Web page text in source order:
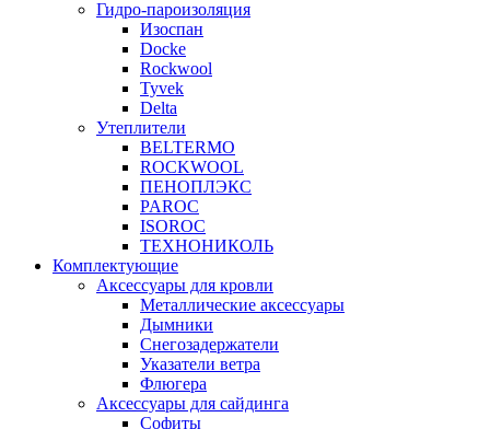
Гидро-пароизоляция
Изоспан
Docke
Rockwool
Tyvek
Delta
Утеплители
BELTERMO
ROCKWOOL
ПЕНОПЛЭКС
PAROC
ISOROC
ТЕХНОНИКОЛЬ
Комплектующие
Аксессуары для кровли
Металлические аксессуары
Дымники
Снегозадержатели
Указатели ветра
Флюгера
Аксессуары для сайдинга
Софиты